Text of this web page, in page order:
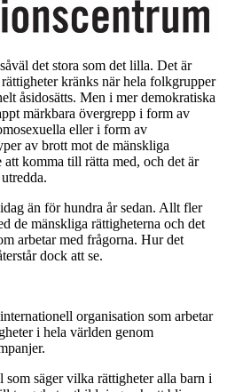
det stora som det lilla. Det är
kränks när hela folkgrupper
åsidosätts. Men i mer demokratiska
märkbara övergrepp i form av
eller i form av
av brott mot de mänskliga
att komma till rätta med, och det är
än för hundra år sedan. Allt fler
de mänskliga rättigheterna och det
arbetar med frågorna. Hur det
dock att se.
organisation som arbetar
i hela världen genom
som säger vilka rättigheter alla barn i